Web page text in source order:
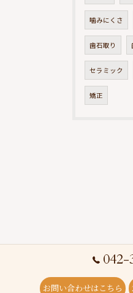
噛みにくさ
歯石取り
セラミック
矯正
042-
お問い合わせはこちら